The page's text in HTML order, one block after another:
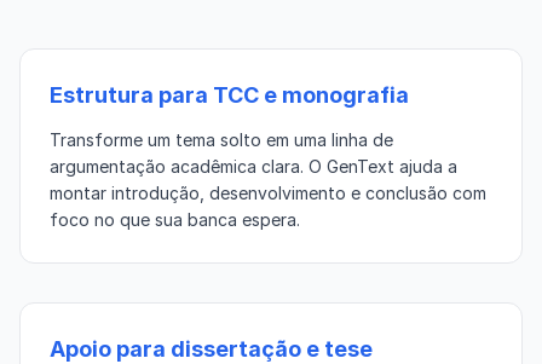
Estrutura para TCC e monografia
Transforme um tema solto em uma linha de
argumentação acadêmica clara. O GenText ajuda a
montar introdução, desenvolvimento e conclusão com
foco no que sua banca espera.
Apoio para dissertação e tese